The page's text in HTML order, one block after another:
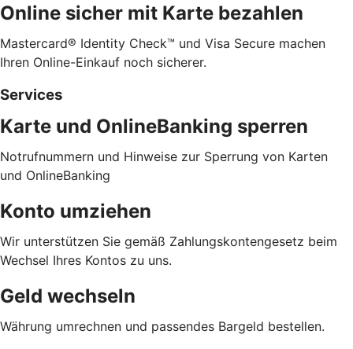
Online sicher mit Karte bezahlen
Mastercard® Identity Check™ und Visa Secure machen
Ihren Online-Einkauf noch sicherer.
Services
Karte und OnlineBanking sperren
Notrufnummern und Hinweise zur Sperrung von Karten
und OnlineBanking
Konto umziehen
Wir unterstützen Sie gemäß Zahlungskontengesetz beim
Wechsel Ihres Kontos zu uns.
Geld wechseln
Währung umrechnen und passendes Bargeld bestellen.